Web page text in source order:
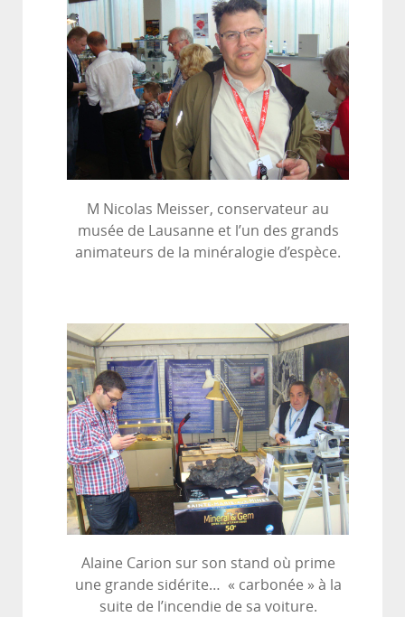
M Nicolas Meisser, conservateur au
musée de Lausanne et l’un des grands
animateurs de la minéralogie d’espèce.
Alaine Carion sur son stand où prime
une grande sidérite… « carbonée » à la
suite de l’incendie de sa voiture.